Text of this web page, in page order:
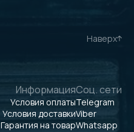
Наверх
Информация
Условия оплаты
Условия доставки
Гарантия на товар
Соц. сети
Telegram
Viber
Whatsapp